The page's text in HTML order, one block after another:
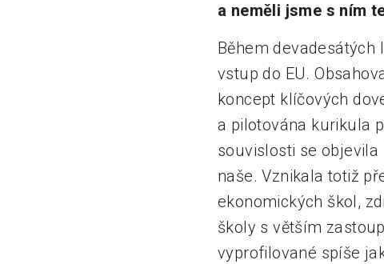
a neměli jsme s ním
Během devadesátých
vstup do EU.
koncept klíčových
a pilotována kurikula
souvislosti se
naše. Vznikala totiž
ekonomických škol,
školy s větším
vyprofilované spíše